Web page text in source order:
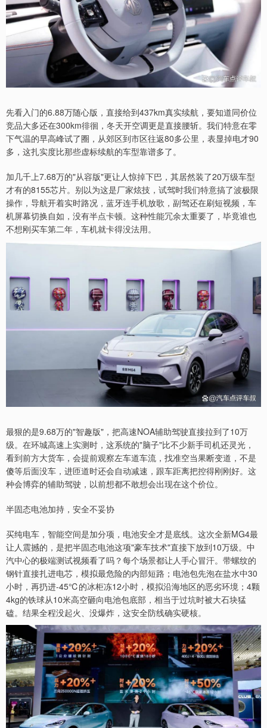
先看入门的6.88万随心版，直接给到437km真实续航，要知道同价位
竞品大多还在300km徘徊，冬天开空调更是直接腰斩。我们特意在零
下气温的早高峰试了圈，从郊区到市区往返80多公里，表显掉电才90
多，这扎实度比那些虚标续航的车型靠谱多了。
加几千上7.68万的"从容版"更让人惊掉下巴，其居然装了20万级车型
才有的8155芯片。别以为这是厂家炫技，试驾时我们特意搞了波极限
操作，导航开着实时路况，蓝牙连手机放歌，副驾还在刷短视频，车
机屏幕切换自如，没有半点卡顿。这种性能冗余太重要了，毕竟谁也
不想刚买车第二年，车机就卡得没法用。
最狠的是9.68万的"智趣版"，把高速NOA辅助驾驶直接拉到了10万
级。在环城高速上实测时，这系统的"脑子"比不少新手司机还灵光，
看到前方大货车，会提前观察左车道车流，找准空当果断变道，不是
傻等后面没车，进匝道时还会自动减速，跟车距离把控得刚刚好。这
种会博弈的辅助驾驶，以前想都不敢想会出现在这个价位。
半固态电池加持，安全不妥协
买纯电车，智能空间是加分项，电池安全才是底线。这次全新MG4最
让人震撼的，是把半固态电池这项"豪车技术"直接下放到10万级。中
汽中心的极端测试视频看了吗？每个场景都让人手心冒汗。带螺纹的
钢针直接扎进电芯，模拟最危险的内部短路；电池包先泡在盐水中30
小时，再扔进-45℃的冰柜冻12小时，模拟沿海地区的恶劣环境；4颗
4kg的铁球从10米高空砸向电池包底部，相当于过坑时被大石块猛
磕。结果全程没起火、没爆炸，这安全防线确实硬核。